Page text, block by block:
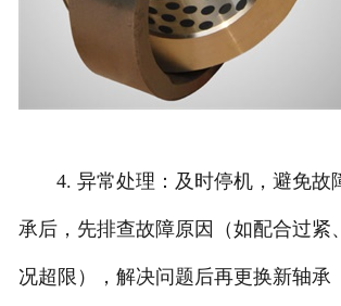
4. 异常处理：及时停机，避免故
承后，先排查故障原因（如配合过紧
况超限），解决问题后再更换新轴承